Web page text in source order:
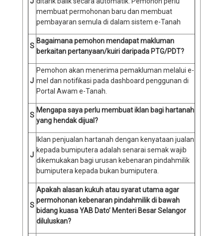
membuat permohonan baru dan membuat
pembayaran semula di dalam sistem e-Tanah
S
Bagaimana pemohon mendapat makluman
berkaitan pertanyaan/kuiri daripada PTG/PDT?
J
Pemohon akan menerima pemakluman melalui e-
mel dan notifikasi pada dashboard penggunan di
Portal Awam e-Tanah.
S
Mengapa saya perlu membuat iklan bagi hartanah
yang hendak dijual?
J
Iklan penjualan hartanah dengan kenyataan jualan
kepada bumiputera adalah senarai semak wajib
dikemukakan bagi urusan kebenaran pindahmilik
bumiputera kepada bukan bumiputera.
S
Apakah alasan kukuh atau syarat utama agar
permohonan kebenaran pindahmilik di bawah
bidang kuasa YAB Dato’ Menteri Besar Selangor
diluluskan?